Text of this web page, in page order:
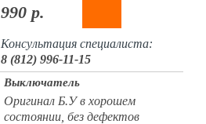
990 р.
Консультация специалиста:
8 (812) 996-11-15
Выключатель
Оригинал Б.У в хорошем
состоянии, без дефектов